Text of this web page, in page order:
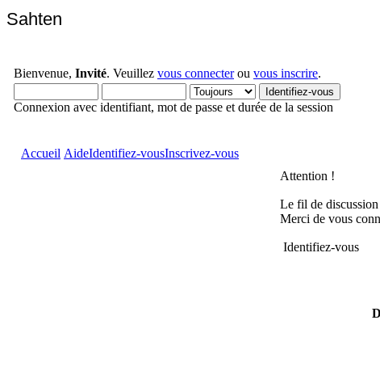
Sahten
Bienvenue, Invité. Veuillez vous connecterou vous inscrire.
Connexion avec identifiant, mot de passe et durée de la session
Accueil AideIdentifiez-vousInscrivez-vous
Attention !
Le fil de
Merci de vous
Identifiez-vous